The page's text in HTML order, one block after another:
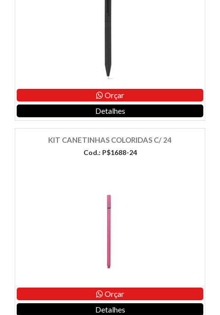
Orçar
Detalhes
KIT CANETINHAS COLORIDAS C/ 24
Cod.: P$1688-24
Orçar
Detalhes